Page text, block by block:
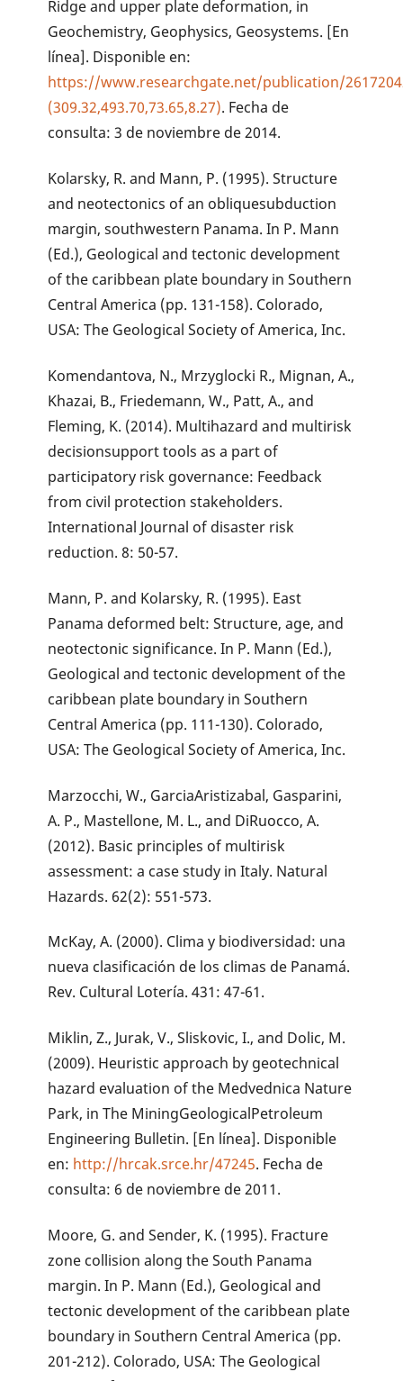
Ridge and upper plate deformation, in
Geochemistry, Geophysics, Geosystems. [En
línea]. Disponible en:
https://www.researchgate.net/publication/
(309.32,493.70,73.65,8.27). Fecha de
consulta: 3 de noviembre de 2014.
Kolarsky, R. and Mann, P. (1995). Structure
and neotectonics of an obliquesubduction
margin, southwestern Panama. In P. Mann
(Ed.), Geological and tectonic development
of the caribbean plate boundary in Southern
Central America (pp. 131-158). Colorado,
USA: The Geological Society of America, Inc.
Komendantova, N., Mrzyglocki R., Mignan, A.,
Khazai, B., Friedemann, W., Patt, A., and
Fleming, K. (2014). Multihazard and multirisk
decisionsupport tools as a part of
participatory risk governance: Feedback
from civil protection stakeholders.
International Journal of disaster risk
reduction. 8: 50-57.
Mann, P. and Kolarsky, R. (1995). East
Panama deformed belt: Structure, age, and
neotectonic significance. In P. Mann (Ed.),
Geological and tectonic development of the
caribbean plate boundary in Southern
Central America (pp. 111-130). Colorado,
USA: The Geological Society of America, Inc.
Marzocchi, W., GarciaAristizabal, Gasparini,
A. P., Mastellone, M. L., and DiRuocco, A.
(2012). Basic principles of multirisk
assessment: a case study in Italy. Natural
Hazards. 62(2): 551-573.
McKay, A. (2000). Clima y biodiversidad: una
nueva clasificación de los climas de Panamá.
Rev. Cultural Lotería. 431: 47-61.
Miklin, Z., Jurak, V., Sliskovic, I., and Dolic, M.
(2009). Heuristic approach by geotechnical
hazard evaluation of the Medvednica Nature
Park, in The MiningGeologicalPetroleum
Engineering Bulletin. [En línea]. Disponible
en: http://hrcak.srce.hr/47245. Fecha de
consulta: 6 de noviembre de 2011.
Moore, G. and Sender, K. (1995). Fracture
zone collision along the South Panama
margin. In P. Mann (Ed.), Geological and
tectonic development of the caribbean plate
boundary in Southern Central America (pp.
201-212). Colorado, USA: The Geological